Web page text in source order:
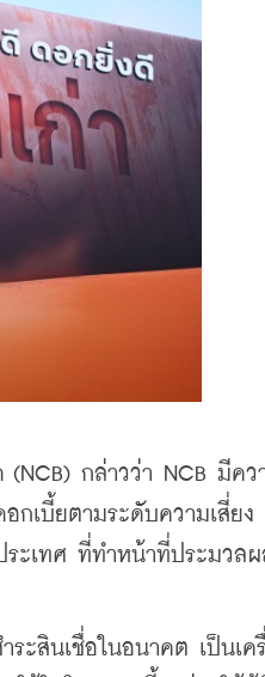
กล่าวว่า NCB มีคว
กเบี้ยตามระดับความเสี่ยง
ระเทศ ที่ทำหน้าที่ประมวล
ะสินเชื่อในอนาคต เป็นเค